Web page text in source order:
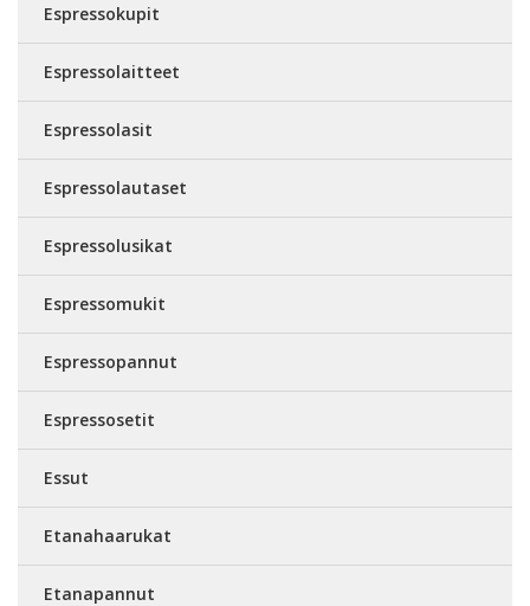
Espressokupit
Espressolaitteet
Espressolasit
Espressolautaset
Espressolusikat
Espressomukit
Espressopannut
Espressosetit
Essut
Etanahaarukat
Etanapannut